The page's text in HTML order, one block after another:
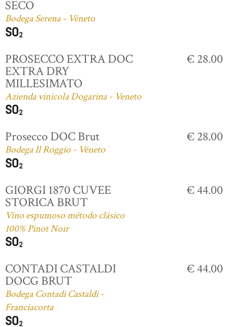
SECO
Bodega Serena - Véneto
PROSECCO EXTRA DOC
EXTRA DRY
MILLESIMATO
Azienda vinicola Dogarina - Veneto
€ 28.00
Prosecco DOC Brut
Bodega Il Roggio - Véneto
€ 28.00
GIORGI 1870 CUVEE
STORICA BRUT
Vino espumoso método clásico
100% Pinot Noir
€ 44.00
CONTADI CASTALDI
DOCG BRUT
Bodega Contadi Castaldi -
Franciacorta
€ 44.00